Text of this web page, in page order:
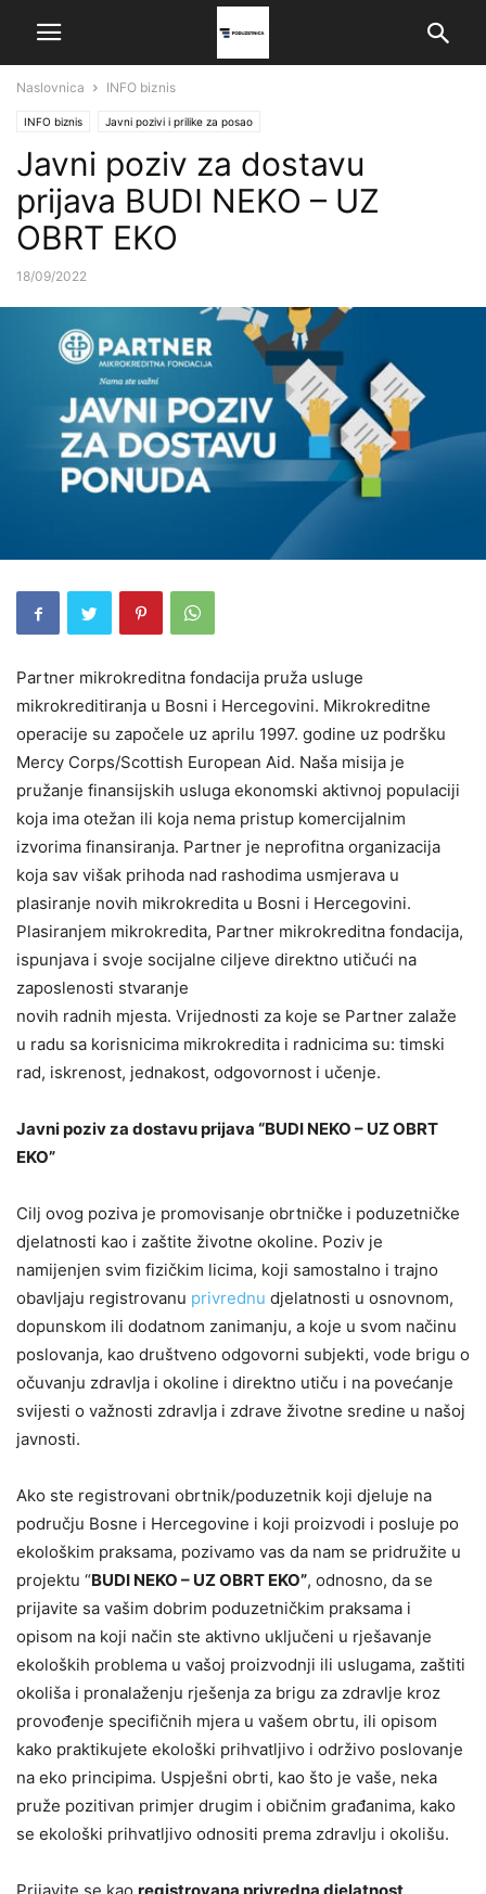
Naslovnica INFO biznis
INFO biznis Javni pozivi i prilike za posao
Javni poziv za dostavu
prijava BUDI NEKO – UZ
OBRT EKO
18/09/2022
Partner mikrokreditna fondacija pruža usluge
mikrokreditiranja u Bosni i Hercegovini. Mikrokreditne
operacije su započele uz aprilu 1997. godine uz podršku
Mercy Corps/Scottish European Aid. Naša misija je
pružanje finansijskih usluga ekonomski aktivnoj populaciji
koja ima otežan ili koja nema pristup komercijalnim
izvorima finansiranja. Partner je neprofitna organizacija
koja sav višak prihoda nad rashodima usmjerava u
plasiranje novih mikrokredita u Bosni i Hercegovini.
Plasiranjem mikrokredita, Partner mikrokreditna fondacija,
ispunjava i svoje socijalne ciljeve direktno utičući na
zaposlenosti stvaranje
novih radnih mjesta. Vrijednosti za koje se Partner zalaže
u radu sa korisnicima mikrokredita i radnicima su: timski
rad, iskrenost, jednakost, odgovornost i učenje.
Javni poziv za dostavu prijava “BUDI NEKO – UZ OBRT
EKO”
Cilj ovog poziva je promovisanje obrtničke i poduzetničke
djelatnosti kao i zaštite životne okoline. Poziv je
namijenjen svim fizičkim licima, koji samostalno i trajno
obavljaju registrovanu privrednu djelatnosti u osnovnom,
dopunskom ili dodatnom zanimanju, a koje u svom načinu
poslovanja, kao društveno odgovorni subjekti, vode brigu o
očuvanju zdravlja i okoline i direktno utiču i na povećanje
svijesti o važnosti zdravlja i zdrave životne sredine u našoj
javnosti.
Ako ste registrovani obrtnik/poduzetnik koji djeluje na
području Bosne i Hercegovine i koji proizvodi i posluje po
ekološkim praksama, pozivamo vas da nam se pridružite u
projektu “BUDI NEKO – UZ OBRT EKO”, odnosno, da se
prijavite sa vašim dobrim poduzetničkim praksama i
opisom na koji način ste aktivno uključeni u rješavanje
ekoloških problema u vašoj proizvodnji ili uslugama, zaštiti
okoliša i pronalaženju rješenja za brigu za zdravlje kroz
provođenje specifičnih mjera u vašem obrtu, ili opisom
kako praktikujete ekološki prihvatljivo i održivo poslovanje
na eko principima. Uspješni obrti, kao što je vaše, neka
pruže pozitivan primjer drugim i običnim građanima, kako
se ekološki prihvatljivo odnositi prema zdravlju i okolišu.